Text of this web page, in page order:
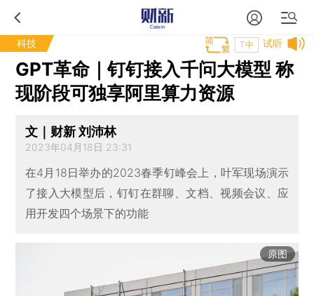
科技 试听
T中
GPT革命｜钉钉接入千问大模型 称
现阶段可独享阿里算力资源
文｜财新 刘沛林
2023年04月18日 23:31
在4月18日举办的2023春季钉峰会上，叶军现场演示
了接入大模型后，钉钉在群聊、文档、视频会议、应
用开发四个场景下的功能
原图